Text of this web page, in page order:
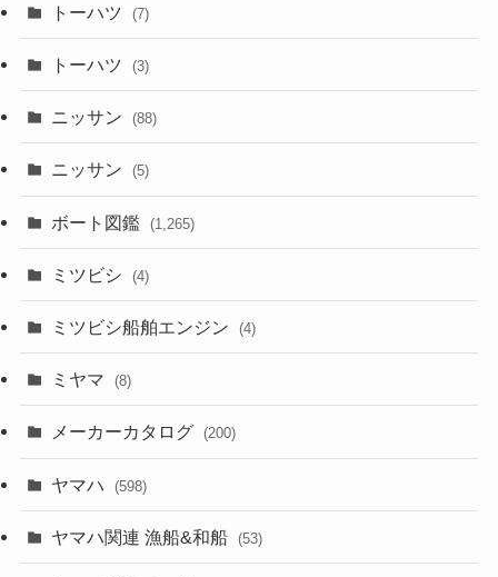
トーハツ (7)
トーハツ (3)
ニッサン (88)
ニッサン (5)
ボート図鑑 (1,265)
ミツビシ (4)
ミツビシ船舶エンジン (4)
ミヤマ (8)
メーカーカタログ (200)
ヤマハ (598)
ヤマハ関連 漁船&和船 (53)